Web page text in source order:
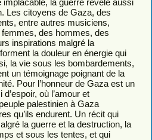
la guerre révèle aussi
Les citoyens de Gaza, des
entre autres musiciens,
des hommes, des
inspirations malgré la
la douleur en énergie qui
la vie sous les bombardements,
un témoignage poignant de la
Pour l’honneur de Gaza est un
où l’amour et
palestinien à Gaza
qu’ils endurent. Un récit qui
la guerre et la destruction, la
et sous les tentes, et qui